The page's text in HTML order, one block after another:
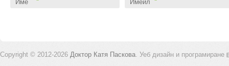
Име Имейл
Copyright © 2012-2026 Доктор Катя Паскова. Уеб дизайн и програмиране